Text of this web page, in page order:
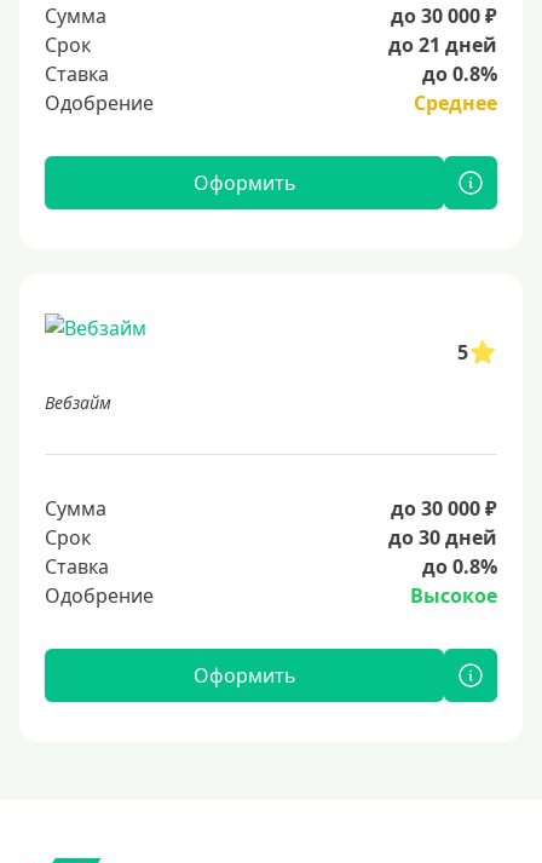
Сумма
до 30 000 ₽
Срок
до 21 дней
Ставка
до 0.8%
Одобрение
Среднее
Оформить
5
Вебзайм
Сумма
до 30 000 ₽
Срок
до 30 дней
Ставка
до 0.8%
Одобрение
Высокое
Оформить